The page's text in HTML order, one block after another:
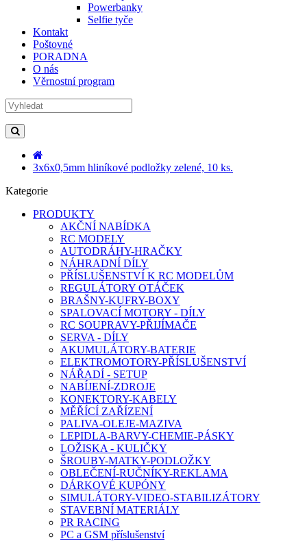
Powerbanky
Selfie tyče
Kontakt
Poštovné
PORADNA
O nás
Věrnostní program
3x6x0,5mm hliníkové podložky zelené, 10 ks.
Kategorie
PRODUKTY
AKČNÍ NABÍDKA
RC MODELY
AUTODRÁHY-HRAČKY
NÁHRADNÍ DÍLY
PŘÍSLUŠENSTVÍ K RC MODELŮM
REGULÁTORY OTÁČEK
BRAŠNY-KUFRY-BOXY
SPALOVACÍ MOTORY - DÍLY
RC SOUPRAVY-PŘIJÍMAČE
SERVA - DÍLY
AKUMULÁTORY-BATERIE
ELEKTROMOTORY-PŘÍSLUŠENSTVÍ
NÁŘADÍ - SETUP
NABÍJENÍ-ZDROJE
KONEKTORY-KABELY
MĚŘÍCÍ ZAŘÍZENÍ
PALIVA-OLEJE-MAZIVA
LEPIDLA-BARVY-CHEMIE-PÁSKY
LOŽISKA - KULIČKY
ŠROUBY-MATKY-PODLOŽKY
OBLEČENÍ-RUČNÍKY-REKLAMA
DÁRKOVÉ KUPÓNY
SIMULÁTORY-VIDEO-STABILIZÁTORY
STAVEBNÍ MATERIÁLY
PR RACING
PC a GSM příslušenství